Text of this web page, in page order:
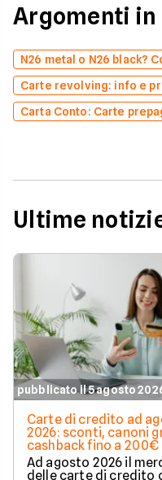
Argomenti in
N26 metal o N26 black?
Carte revolving: info e
Carta Conto: Carte
Ultime
pubblicato il 5 agosto
Carte di credito ad
2026: sconti, canoni
cashback fino a 200€
Ad agosto 2026 il
delle carte di credito